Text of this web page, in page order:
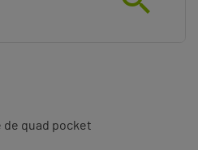
quad pocket